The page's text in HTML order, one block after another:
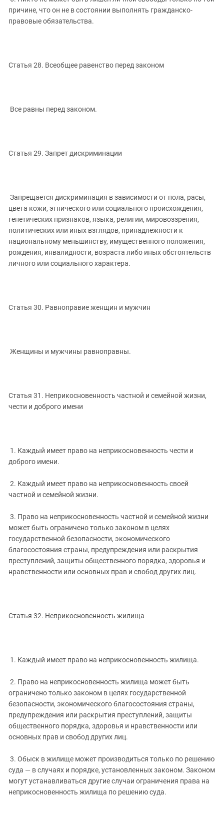
причине, что он не в состоянии выполнять гражданско-
правовые обязательства.
Статья 28. Всеобщее равенство перед законом
Все равны перед законом.
Статья 29. Запрет дискриминации
Запрещается дискриминация в зависимости от пола, расы,
цвета кожи, этнического или социального происхождения,
генетических признаков, языка, религии, мировоззрения,
политических или иных взглядов, принадлежности к
национальному меньшинству, имущественного положения,
рождения, инвалидности, возраста либо иных обстоятельств
личного или социального характера.
Статья 30. Равноправие женщин и мужчин
Женщины и мужчины равноправны.
Статья 31. Неприкосновенность частной и семейной жизни,
чести и доброго имени
1. Каждый имеет право на неприкосновенность чести и
доброго имени.
2. Каждый имеет право на неприкосновенность своей
частной и семейной жизни.
3. Право на неприкосновенность частной и семейной жизни
может быть ограничено только законом в целях
государственной безопасности, экономического
благосостояния страны, предупреждения или раскрытия
преступлений, защиты общественного порядка, здоровья и
нравственности или основных прав и свобод других лиц.
Статья 32. Неприкосновенность жилища
1. Каждый имеет право на неприкосновенность жилища.
2. Право на неприкосновенность жилища может быть
ограничено только законом в целях государственной
безопасности, экономического благосостояния страны,
предупреждения или раскрытия преступлений, защиты
общественного порядка, здоровья и нравственности или
основных прав и свобод других лиц.
3. Обыск в жилище может производиться только по решению
суда — в случаях и порядке, установленных законом. Законом
могут устанавливаться другие случаи ограничения права на
неприкосновенность жилища по решению суда.